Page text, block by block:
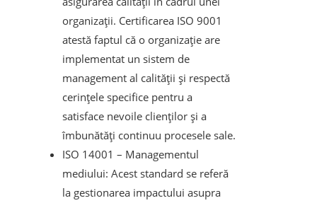
organizații. Certificarea ISO 9001
atestă faptul că o organizație are
implementat un sistem de
management al calității și respectă
cerințele specifice pentru a
satisface nevoile clienților și a
îmbunătăți continuu procesele sale.
ISO 14001 – Managementul
mediului: Acest standard se referă
la gestionarea impactului asupra